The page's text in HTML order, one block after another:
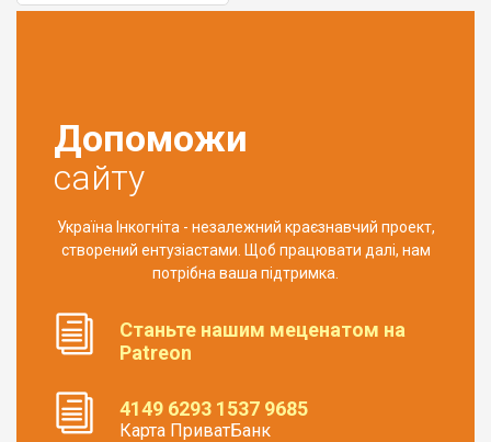
Допоможи
сайту
Україна Інкогніта - незалежний краєзнавчий проект,
створений ентузіастами. Щоб працювати далі, нам
потрібна ваша підтримка.
Станьте нашим меценатом на
Patreon
4149 6293 1537 9685
Карта ПриватБанк